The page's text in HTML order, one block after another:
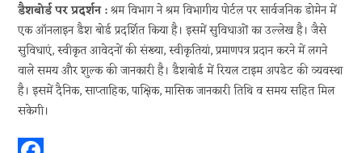
डैशबोर्ड पर प्रदर्शन :श्रम विभाग ने श्रम विभागीय पोर्टल पर सार्वजनिक डोमेन में
एक ऑनलाइन डैश बोर्ड प्रदर्शित किया है। इसमें सुविधाओं का उल्लेख है। जैसे
सुविधाएं, स्वीकृत आवेदनों की संख्या, स्वीकृतियां, प्रमाणपत्र प्रदान करने में लगने
वाले समय और शुल्क की जानकारी है। डैशबोर्ड में रियल टाइम अपडेट की व्यवस्था
है। इसमें दैनिक, साप्ताहिक, पाक्षिक, मासिक जानकारी तिथि व समय सहित मिल
सकेगी।